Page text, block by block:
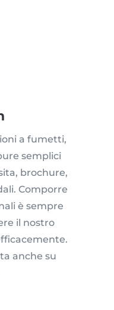
a fumetti,
semplici
brochure,
Comporre
è sempre
il nostro
anche su